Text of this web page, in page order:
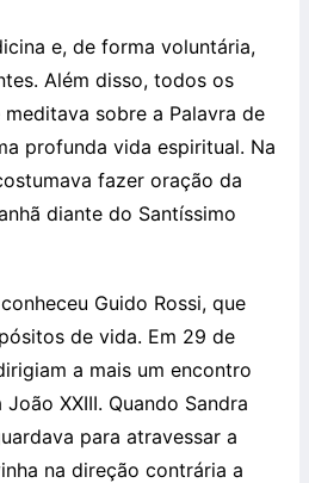
e, de forma voluntária,
Além disso, todos os
sobre a Palavra de
profunda vida espiritual. Na
fazer oração da
diante do Santíssimo
Guido Rossi, que
de vida. Em 29 de
a mais um encontro
XXIII. Quando Sandra
para atravessar a
na direção contrária a